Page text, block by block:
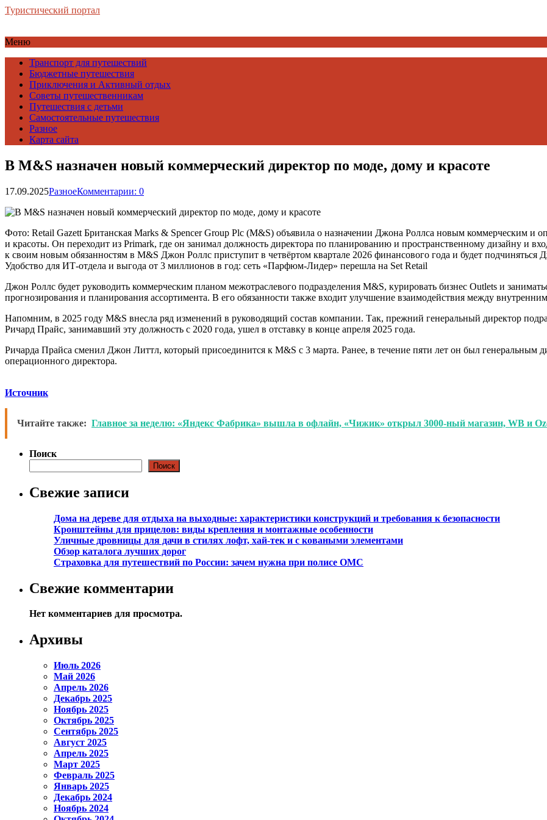
Туристический портал
Меню
Транспорт для путешествий
Бюджетные путешествия
Приключения и Активный отдых
Советы путешественникам
Путешествия с детьми
Самостоятельные путешествия
Разное
Карта сайта
В M&S назначен новый коммерческий директор по моде, дому и красоте
17.09.2025РазноеКомментарии: 0
Фото: Retail Gazett Британская Marks & Spencer Group Plc (M&S) объявила о назначении Джона Роллса новым коммерческим и
и красоты. Он переходит из Primark, где он занимал должность директора по планированию и пространственному дизайну и
к своим новым обязанностям в M&S Джон Роллс приступит в четвёртом квартале 2026 финансового года и будет подчиняться
Удобство для ИТ-отдела и выгода от 3 миллионов в год: сеть «Парфюм-Лидер» перешла на Set Retail
Джон Роллс будет руководить коммерческим планом межотраслевого подразделения M&S, курировать бизнес Outlets и
прогнозирования и планирования ассортимента. В его обязанности также входит улучшение взаимодействия между
Напомним, в 2025 году M&S внесла ряд изменений в руководящий состав компании. Так, прежний генеральный директор
Ричард Прайс, занимавший эту должность с 2020 года, ушел в отставку в конце апреля 2025 года.
Ричарда Прайса сменил Джон Литтл, который присоединится к M&S с 3 марта. Ранее, в течение пяти лет он был генеральным
операционного директора.
Источник
Читайте также: Главное за неделю: «Яндекс Фабрика» вышла в офлайн, «Чижик» открыл 3000-ный магазин, WB и
Поиск
Поиск
Свежие записи
Дома на дереве для отдыха на выходные: характеристики конструкций и требования к безопасности
Кронштейны для прицелов: виды крепления и монтажные особенности
Уличные дровницы для дачи в стилях лофт, хай-тек и с коваными элементами
Обзор каталога лучших дорог
Страховка для путешествий по России: зачем нужна при полисе ОМС
Свежие комментарии
Нет комментариев для просмотра.
Архивы
Июль 2026
Май 2026
Апрель 2026
Декабрь 2025
Ноябрь 2025
Октябрь 2025
Сентябрь 2025
Август 2025
Апрель 2025
Март 2025
Февраль 2025
Январь 2025
Декабрь 2024
Ноябрь 2024